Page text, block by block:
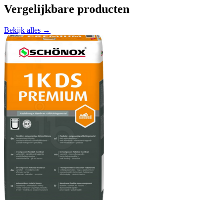
Vergelijkbare producten
Bekijk alles →